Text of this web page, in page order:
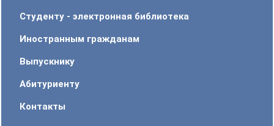
Студенту - электронная библиотека
Иностранным гражданам
Выпускнику
Абитуриенту
Контакты